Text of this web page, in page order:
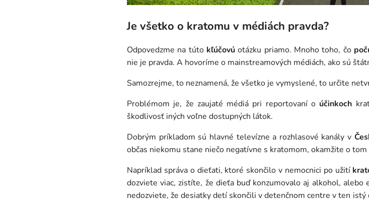
Je všetko o kratomu v médiách pravda?
Odpovedzme na túto kľúčovúotázku priamo. Mnoho toho, čo
nie je pravda. A hovoríme o mainstreamových médiách, ako sú
Samozrejme, to neznamená, že všetko je vymyslené, to určite
Problémom je, že zaujaté médiá pri reportovaní o účinkoch
škodlivosť iných voľne dostupných látok.
Dobrým príkladom sú hlavné televízne a rozhlasové kanály v
občas niekomu stane niečo negatívne s kratomom, okamžite o
Napríklad správa o dieťati, ktoré skončilo v nemocnici po užití
dozviete viac, zistíte, že dieťa buď konzumovalo aj alkohol,
nedozviete, že desiatky detí skončili v detenčnom centre v ten